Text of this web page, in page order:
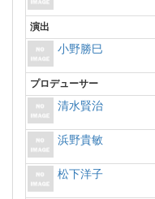
演出
小野勝巳
プロデューサー
清水賢治
浜野貴敏
松下洋子